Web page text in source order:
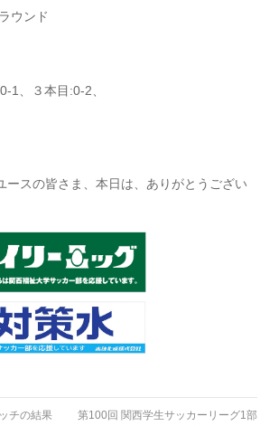
ウンド
1、３本目:0-2、
ースの皆さま、本日は、ありがとうござい
チの結果
第100回 関西学生サッカーリーグ1部